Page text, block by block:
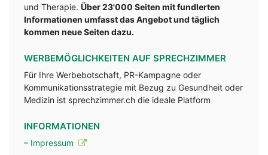
und Therapie. Über 23'000 Seiten mit fundlerten
Informationen umfasst das Angebot und täglich
kommen neue Seiten dazu.
WERBEMÖGLICHKEITEN AUF SPRECHZIMMER
Für Ihre Werbebotschaft, PR-Kampagne oder
Kommunikationsstrategie mit Bezug zu Gesundheit oder
Medizin ist sprechzimmer.ch die ideale Platform
INFORMATIONEN
– Impressum